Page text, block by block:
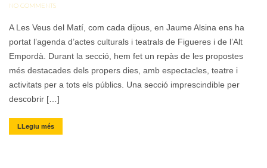
NO COMMENTS
A Les Veus del Matí, com cada dijous, en Jaume Alsina ens ha
portat l’agenda d’actes culturals i teatrals de Figueres i de l’Alt
Empordà. Durant la secció, hem fet un repàs de les propostes
més destacades dels propers dies, amb espectacles, teatre i
activitats per a tots els públics. Una secció imprescindible per
descobrir […]
LLegiu més